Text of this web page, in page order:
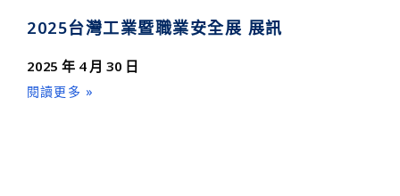
2025台灣工業暨職業安全展 展訊
2025 年 4 月 30 日
閱讀更多 »